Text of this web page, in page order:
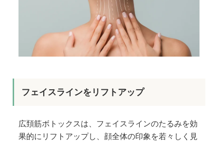
フェイスラインをリフトアップ
広頚筋ボトックスは、フェイスラインのたるみを効
果的にリフトアップし、顔全体の印象を若々しく見